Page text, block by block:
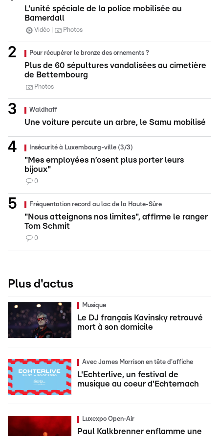
L'unité spéciale de la police mobilisée au
Bamerdall
Vidéo Photos
Pour récupérer le bronze des ornements ?
Plus de 60 sépultures vandalisées au cimetière
de Bettembourg
Photos
Waldhaff
Une voiture percute un arbre, le Samu mobilisé
Insécurité à Luxembourg-ville (3/3)
"Mes employées n’osent plus porter leurs
bijoux"
0
Fréquentation record au lac de la Haute-Sûre
"Nous atteignons nos limites", affirme le ranger
Tom Schmit
0
Plus d'actus
Musique
Le DJ français Kavinsky retrouvé
mort à son domicile
Avec James Morrison en tête d'affiche
L'Echterlive, un festival de
musique au coeur d'Echternach
Luxexpo Open-Air
Paul Kalkbrenner enflamme une